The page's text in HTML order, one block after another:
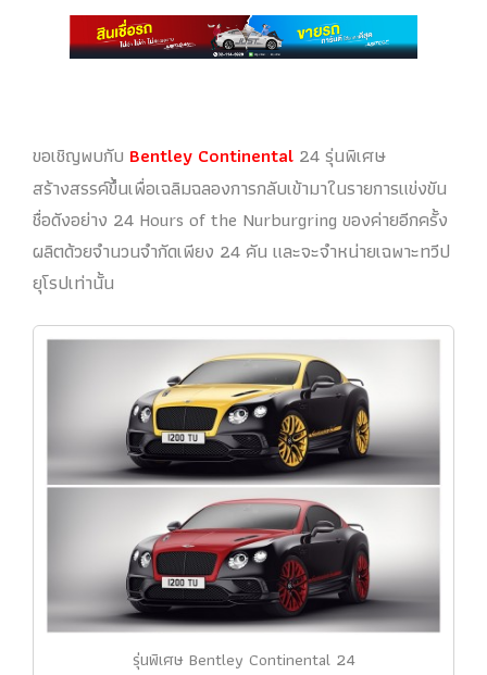
ขอเชิญพบกับ Bentley Continental 24 รุ่นพิเศษ
สร้างสรรค์ขึ้นเพื่อเฉลิมฉลองการกลับเข้ามาในรายการแข่งขัน
ชื่อดังอย่าง 24 Hours of the Nurburgring ของค่ายอีกครั้ง
ผลิตด้วยจำนวนจำกัดเพียง 24 คัน และจะจำหน่ายเฉพาะทวีป
ยุโรปเท่านั้น
รุ่นพิเศษ Bentley Continental 24